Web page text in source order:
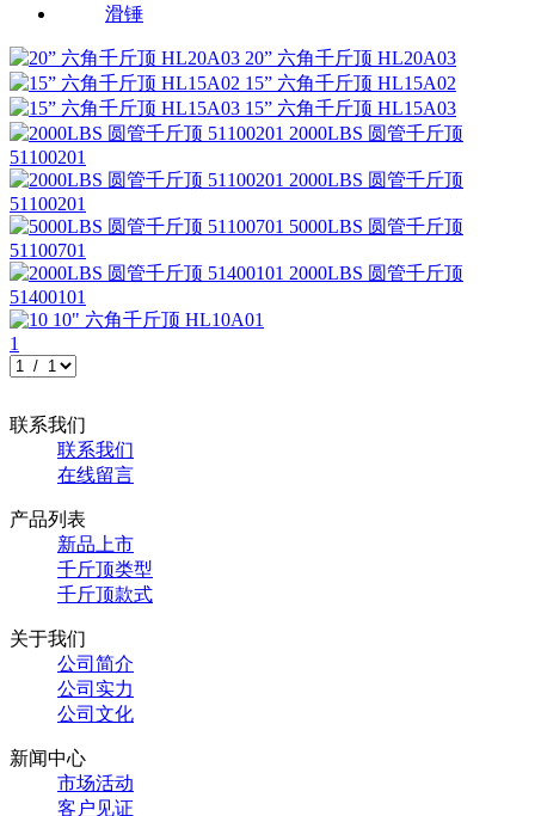
滑锤
20” 六角千斤顶 HL20A03
15” 六角千斤顶 HL15A02
15” 六角千斤顶 HL15A03
2000LBS 圆管千斤顶
51100201
2000LBS 圆管千斤顶
51100201
5000LBS 圆管千斤顶
51100701
2000LBS 圆管千斤顶
51400101
10" 六角千斤顶 HL10A01
1
联系我们
联系我们
在线留言
产品列表
新品上市
千斤顶类型
千斤顶款式
关于我们
公司简介
公司实力
公司文化
新闻中心
市场活动
客户见证